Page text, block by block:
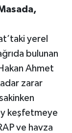
yerel
bulunan
Ahmet
zarar
keşfetmeye
ve havza